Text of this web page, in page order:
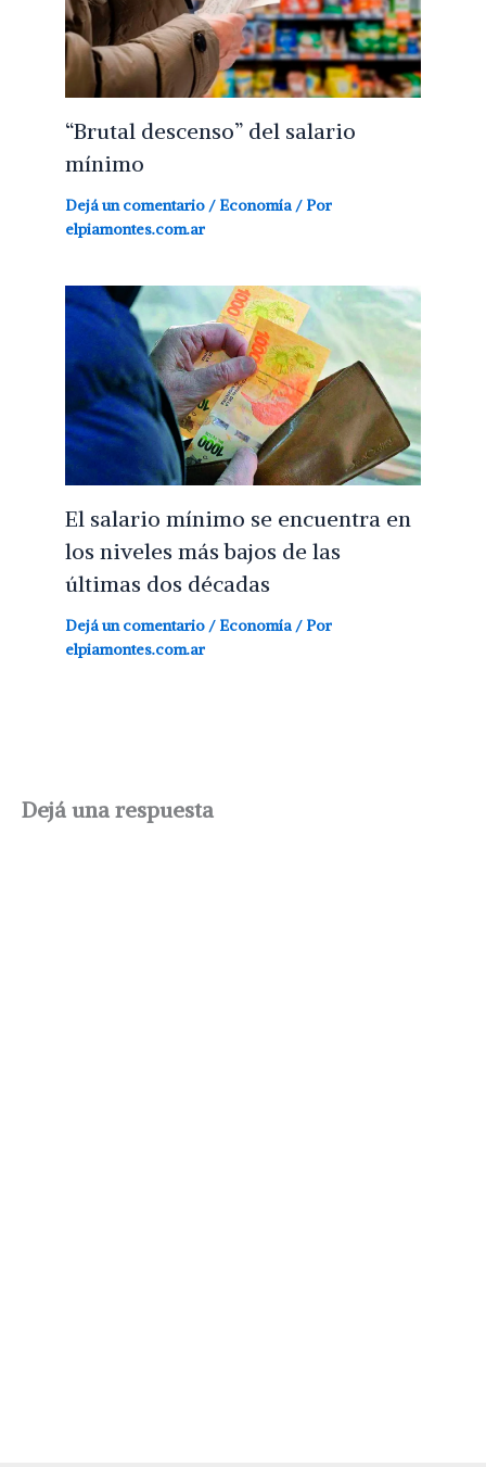
“Brutal descenso” del salario
mínimo
Dejá un comentario / Economía / Por
elpiamontes.com.ar
El salario mínimo se encuentra en
los niveles más bajos de las
últimas dos décadas
Dejá un comentario / Economía / Por
elpiamontes.com.ar
Dejá una respuesta